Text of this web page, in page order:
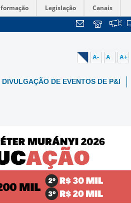
Legislação Canais
A- A A+
DIVULGAÇÃO DE EVENTOS DE P&I